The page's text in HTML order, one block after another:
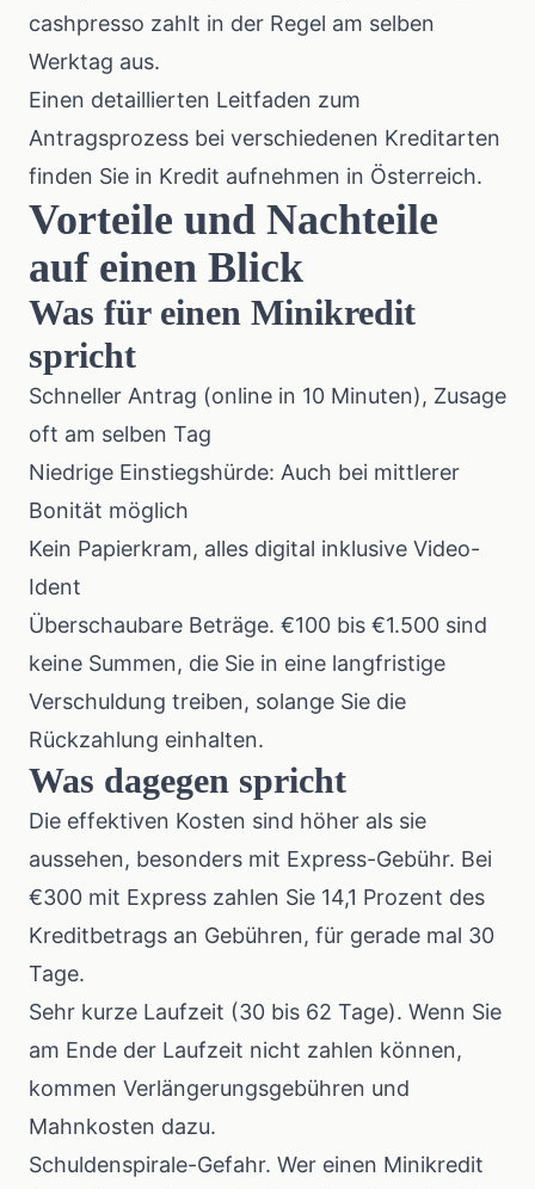
cashpresso zahlt in der Regel am selben
Werktag aus.
Einen detaillierten Leitfaden zum
Antragsprozess bei verschiedenen Kreditarten
finden Sie in Kredit aufnehmen in Österreich.
Vorteile und Nachteile
auf einen Blick
Was für einen Minikredit
spricht
Schneller Antrag (online in 10 Minuten), Zusage
oft am selben Tag
Niedrige Einstiegshürde: Auch bei mittlerer
Bonität möglich
Kein Papierkram, alles digital inklusive Video-
Ident
Überschaubare Beträge. €100 bis €1.500 sind
keine Summen, die Sie in eine langfristige
Verschuldung treiben, solange Sie die
Rückzahlung einhalten.
Was dagegen spricht
Die effektiven Kosten sind höher als sie
aussehen, besonders mit Express-Gebühr. Bei
€300 mit Express zahlen Sie 14,1 Prozent des
Kreditbetrags an Gebühren, für gerade mal 30
Tage.
Sehr kurze Laufzeit (30 bis 62 Tage). Wenn Sie
am Ende der Laufzeit nicht zahlen können,
kommen Verlängerungsgebühren und
Mahnkosten dazu.
Schuldenspirale-Gefahr. Wer einen Minikredit